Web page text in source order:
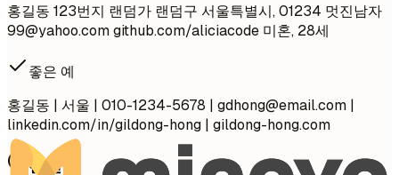
홍길동 123번지 랜덤가 랜덤구 서울특별시, 01234 멋진남자
99@yahoo.comgithub.com/aliciacode 미혼, 28세
좋은 예
홍길동 | 서울 | 010-1234-5678 | gdhong@email.com |
linkedin.com/in/gildong-hong | gildong-hong.com
간단 팁